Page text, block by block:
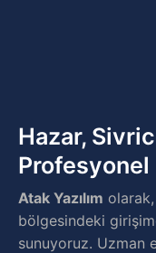
Hazar,
Atak Yazılım olarak,
bölgesindeki
sunuyoruz. Uzman